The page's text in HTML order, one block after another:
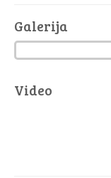
Galerija
Video